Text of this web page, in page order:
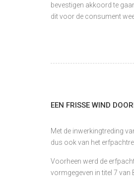
bevestigen akkoord te
dit voor de consument
EEN FRISSE WIND
Met de inwerkingtreding
dus ook van het
Voorheen werd de
vormgegeven in titel 7 van